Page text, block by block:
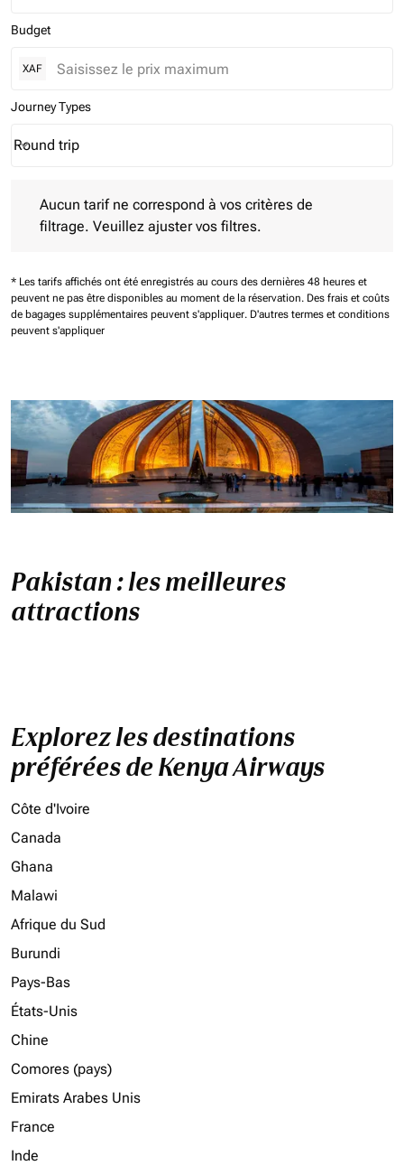
Budget
XAF
Journey Types
Journey Types option Round trip Selected
Round trip
keyboard_arrow_down
Aucun tarif ne correspond à vos critères de
filtrage. Veuillez ajuster vos filtres.
* Les tarifs affichés ont été enregistrés au cours des dernières 48 heures et
peuvent ne pas être disponibles au moment de la réservation. Des frais et coûts
de bagages supplémentaires peuvent s'appliquer. D'autres termes et conditions
peuvent s'appliquer
Pakistan : les meilleures
attractions
Explorez les destinations
préférées de Kenya Airways
Côte d'Ivoire
Canada
Ghana
Malawi
Afrique du Sud
Burundi
Pays-Bas
États-Unis
Chine
Comores (pays)
Emirats Arabes Unis
France
Inde